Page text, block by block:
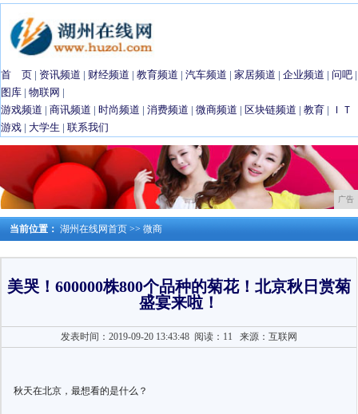
首 页 | 资讯频道 | 财经频道 | 教育频道 | 汽车频道 | 家居频道 | 企业频道 | 问吧 |
图库 | 物联网 |
游戏频道 | 商讯频道 | 时尚频道 | 消费频道 | 微商频道 | 区块链频道 | 教育 |
ＩＴ
游戏 | 大学生 | 联系我们
广告
当前位置： 湖州在线网首页 >> 微商
美哭！600000株800个品种的菊花！北京秋日赏菊
盛宴来啦！
发表时间：2019-09-20 13:43:48 阅读：11 来源：互联网
秋天在北京，最想看的是什么？